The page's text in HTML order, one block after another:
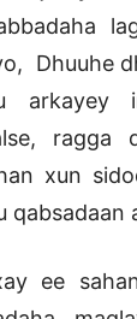
Dhuuhe
arkayey
ragga
xun
qabsadaan
ee